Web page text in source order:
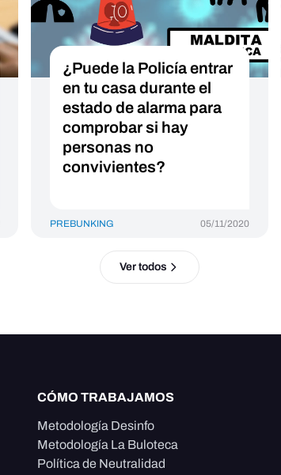
¿Puede la Policía entrar
en tu casa durante el
estado de alarma para
comprobar si hay
personas no
convivientes?
PREBUNKING 05/11/2020
Ver todos
CÓMO TRABAJAMOS
Metodología Desinfo
Metodología La Buloteca
Política de Neutralidad